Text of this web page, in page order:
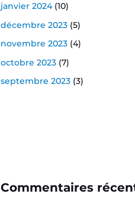
janvier 2024(10)
décembre 2023 (5)
novembre 2023 (4)
octobre 2023 (7)
septembre 2023 (3)
Commentaires